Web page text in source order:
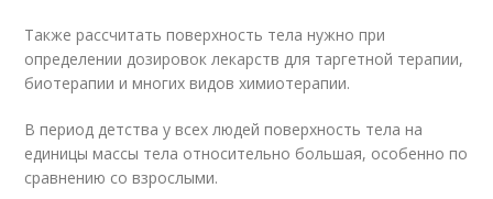
Также рассчитать поверхность тела нужно при
определении дозировок лекарств для таргетной терапии,
биотерапии и многих видов химиотерапии.
В период детства у всех людей поверхность тела на
единицы массы тела относительно большая, особенно по
сравнению со взрослыми.